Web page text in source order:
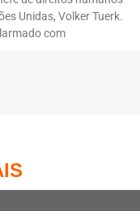
Unidas, Volker Tuerk.
com